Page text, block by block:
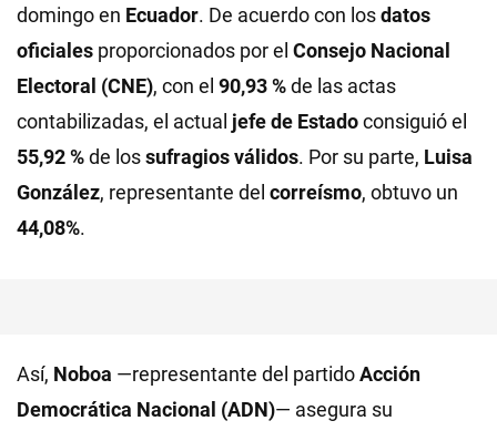
domingo en Ecuador. De acuerdo con losdatos
oficiales proporcionados por el Consejo Nacional
Electoral (CNE), con el 90,93 %de las actas
contabilizadas, el actual jefe de Estadoconsiguió el
55,92 %de lossufragios válidos. Por su parte, Luisa
González, representante del correísmo, obtuvo un
44,08%.
Así, Noboa —representante del partidoAcción
Democrática Nacional (ADN)— asegura su